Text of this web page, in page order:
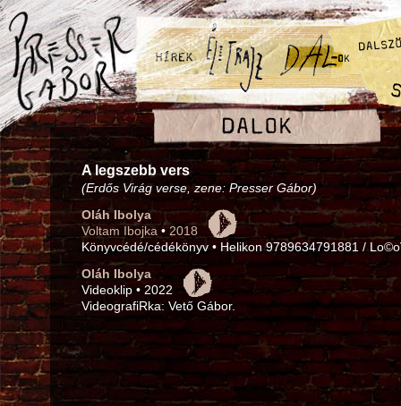
A legszebb vers
(Erdős Virág verse, zene: Presser Gábor)
Oláh Ibolya
Voltam Ibojka • 2018
Könyvcédé/cédékönyv • Helikon 9789634791881 /
Oláh Ibolya
Videoklip • 2022
VideografiRka: Vető Gábor.